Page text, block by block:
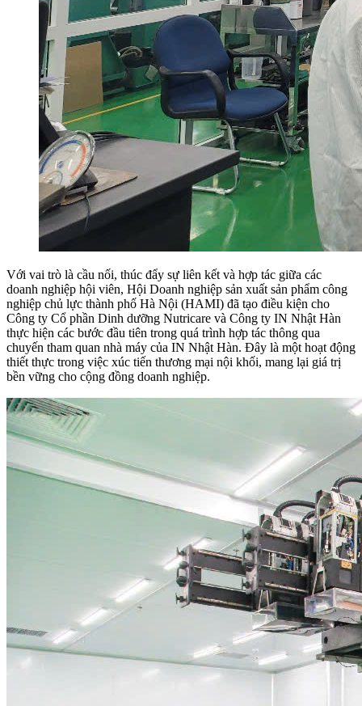
Với vai trò là cầu nối, thúc đẩy sự liên kết và hợp tác giữa các
doanh nghiệp hội viên, Hội Doanh nghiệp sản xuất sản phẩm công
nghiệp chủ lực thành phố Hà Nội (HAMI) đã tạo điều kiện cho
Công ty Cổ phần Dinh dưỡng Nutricare và Công ty IN Nhật Hàn
thực hiện các bước đầu tiên trong quá trình hợp tác thông qua
chuyến tham quan nhà máy của IN Nhật Hàn. Đây là một hoạt động
thiết thực trong việc xúc tiến thương mại nội khối, mang lại giá trị
bền vững cho cộng đồng doanh nghiệp.